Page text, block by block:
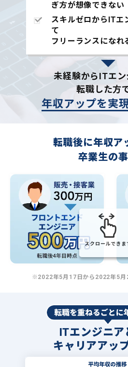
ぎ方が想像できない
スキルゼロからITエ
て
フリーランスになれ
未経験からITエン
転職した方
年収アップを実
転職後に年収ア
卒業生の
スクロールできま
※2022年5月17日から2022年5月
ITエンジニア
キャリアアッ